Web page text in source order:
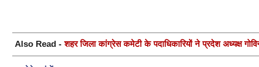
Also Read -शहर जिला कांग्रेस कमेटी के पदाधिकारियों ने प्रदेश अध्यक्ष